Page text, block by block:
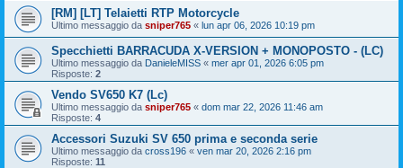
[RM] [LT] Telaietti RTP Motorcycle
Ultimo messaggio da sniper765 « lun apr 06, 2026 10:19 pm
Specchietti BARRACUDA X-VERSION + MONOPOSTO - (LC)
Ultimo messaggio da DanieleMISS « mer apr 01, 2026 6:05 pm
Risposte: 2
Vendo SV650 K7 (Lc)
Ultimo messaggio da sniper765 « dom mar 22, 2026 11:46 am
Risposte: 4
Accessori Suzuki SV 650 prima e seconda serie
Ultimo messaggio da cross196 « ven mar 20, 2026 2:16 pm
Risposte: 11